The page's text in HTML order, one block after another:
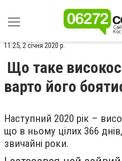
11:25, 2 січня 2020 р.
Що таке
варто його
Наступний 2020 рік –
що в ньому цілих 366
звичайні роки.